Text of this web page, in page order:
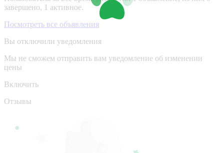
завершено, 1 активное.
Посмотреть все объявления
Вы отключили уведомления
Мы не сможем отправить вам уведомление об изменении
цены
Включить
Отзывы